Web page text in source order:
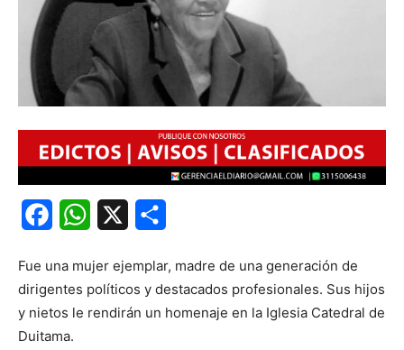
FacebookWhatsApp
Fue una mujer ejemplar, madre de una generación de
dirigentes políticos y destacados profesionales. Sus hijos
y nietos le rendirán un homenaje en la Iglesia Catedral de
Duitama.